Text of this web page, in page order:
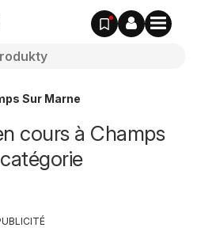
Sur Marne
cours à Champs